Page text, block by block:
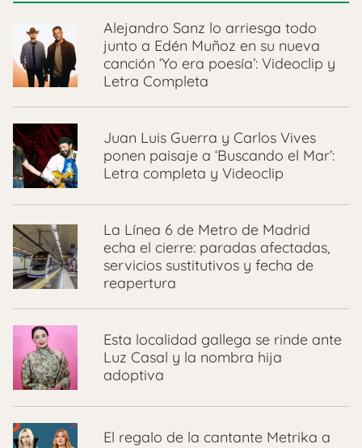
Alejandro Sanz lo arriesga todo
junto a Edén Muñoz en su nueva
canción ‘Yo era poesía’: Videoclip y
Letra Completa
Juan Luis Guerra y Carlos Vives
ponen paisaje a ‘Buscando el Mar’:
Letra completa y Videoclip
La Línea 6 de Metro de Madrid
echa el cierre: paradas afectadas,
servicios sustitutivos y fecha de
reapertura
Esta localidad gallega se rinde ante
Luz Casal y la nombra hija
adoptiva
El regalo de la cantante Metrika a